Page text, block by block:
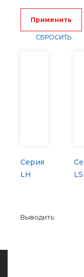
Применить
СБРОСИТЬ
Серия
LH
LS
Выводить: